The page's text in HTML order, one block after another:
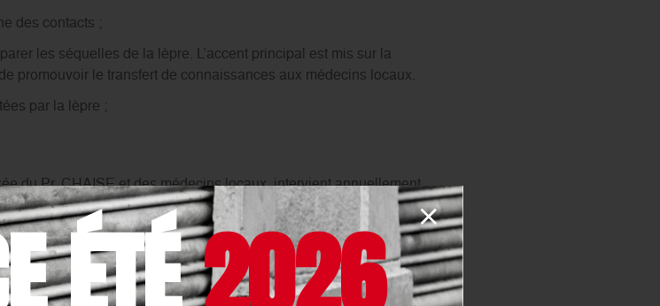
des contacts ;
les séquelles de la lèpre. L’accent principal est mis sur la
promouvoir le transfert de connaissances aux médecins locaux.
par la lèpre ;
du Pr. CHAISE et des médecins locaux, intervient annuellement
dans le cadre du programme national d’élimination de la lèpre.
ÉTÉ2026